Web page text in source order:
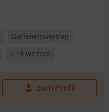
Darlehensvertrag
+ 14 weitere
zum Profil